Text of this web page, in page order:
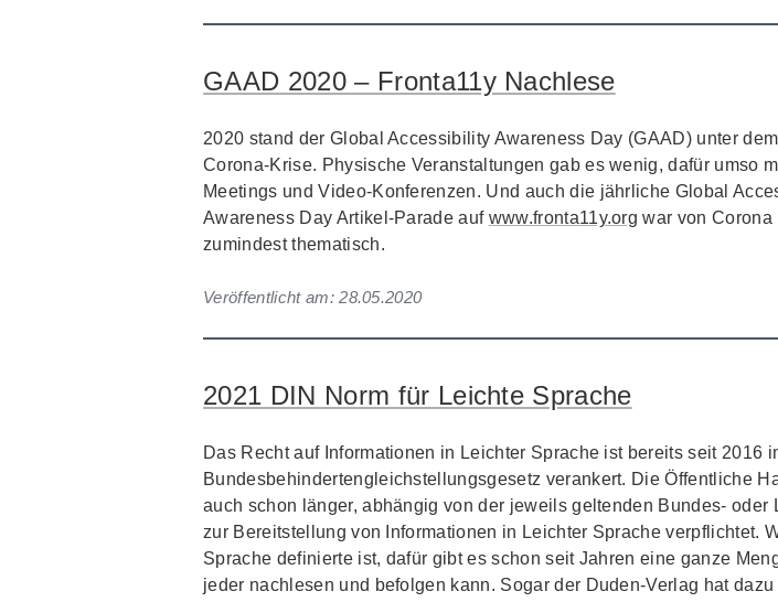
GAAD 2020 – Fronta11y Nachlese
2020 stand der Global Accessibility Awareness Day (GAAD) unter
Corona-Krise. Physische Veranstaltungen gab es wenig, dafür umso
Meetings und Video-Konferenzen. Und auch die jährliche Global
Awareness Day Artikel-Parade auf www.fronta11y.org war von Corona
zumindest thematisch.
Veröffentlicht am:28.05.2020
2021 DIN Norm für Leichte Sprache
Das Recht auf Informationen in Leichter Sprache ist bereits seit 2016
Bundesbehindertengleichstellungsgesetz verankert. Die Öffentliche
auch schon länger, abhängig von der jeweils geltenden Bundes- oder
zur Bereitstellung von Informationen in Leichter Sprache verpflichtet.
Sprache definierte ist, dafür gibt es schon seit Jahren eine ganze
jeder nachlesen und befolgen kann. Sogar der Duden-Verlag hat